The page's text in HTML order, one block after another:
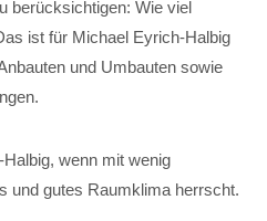
berücksichtigen: Wie viel
ist für Michael Eyrich-Halbig
und Umbauten sowie
wenn mit wenig
und gutes Raumklima herrscht.